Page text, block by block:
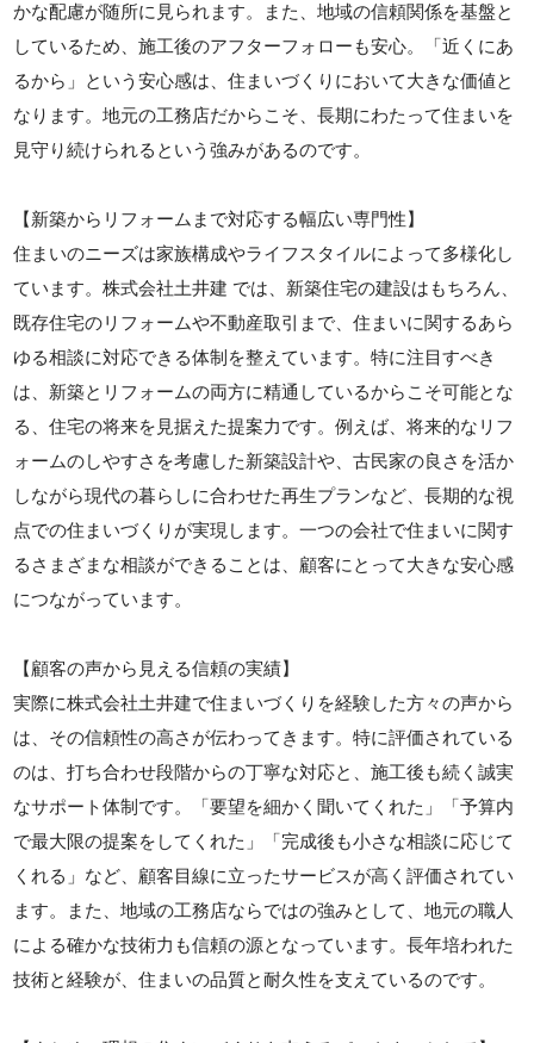
かな配慮が随所に見られます。また、地域の信頼関係を基盤と
しているため、施工後のアフターフォローも安心。「近くにあ
るから」という安心感は、住まいづくりにおいて大きな価値と
なります。地元の工務店だからこそ、長期にわたって住まいを
見守り続けられるという強みがあるのです。
【新築からリフォームまで対応する幅広い専門性】
住まいのニーズは家族構成やライフスタイルによって多様化し
ています。株式会社土井建 では、新築住宅の建設はもちろん、
既存住宅のリフォームや不動産取引まで、住まいに関するあら
ゆる相談に対応できる体制を整えています。特に注目すべき
は、新築とリフォームの両方に精通しているからこそ可能とな
る、住宅の将来を見据えた提案力です。例えば、将来的なリフ
ォームのしやすさを考慮した新築設計や、古民家の良さを活か
しながら現代の暮らしに合わせた再生プランなど、長期的な視
点での住まいづくりが実現します。一つの会社で住まいに関す
るさまざまな相談ができることは、顧客にとって大きな安心感
につながっています。
【顧客の声から見える信頼の実績】
実際に株式会社土井建で住まいづくりを経験した方々の声から
は、その信頼性の高さが伝わってきます。特に評価されている
のは、打ち合わせ段階からの丁寧な対応と、施工後も続く誠実
なサポート体制です。「要望を細かく聞いてくれた」「予算内
で最大限の提案をしてくれた」「完成後も小さな相談に応じて
くれる」など、顧客目線に立ったサービスが高く評価されてい
ます。また、地域の工務店ならではの強みとして、地元の職人
による確かな技術力も信頼の源となっています。長年培われた
技術と経験が、住まいの品質と耐久性を支えているのです。